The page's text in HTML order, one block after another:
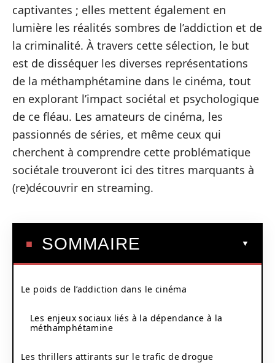
captivantes ; elles mettent également en
lumière les réalités sombres de l’addiction et de
la criminalité. À travers cette sélection, le but
est de disséquer les diverses représentations
de la méthamphétamine dans le cinéma, tout
en explorant l’impact sociétal et psychologique
de ce fléau. Les amateurs de cinéma, les
passionnés de séries, et même ceux qui
cherchent à comprendre cette problématique
sociétale trouveront ici des titres marquants à
(re)découvrir en streaming.
SOMMAIRE
Le poids de l’addiction dans le cinéma
Les enjeux sociaux liés à la dépendance à la
méthamphétamine
Les thrillers attirants sur le trafic de drogue